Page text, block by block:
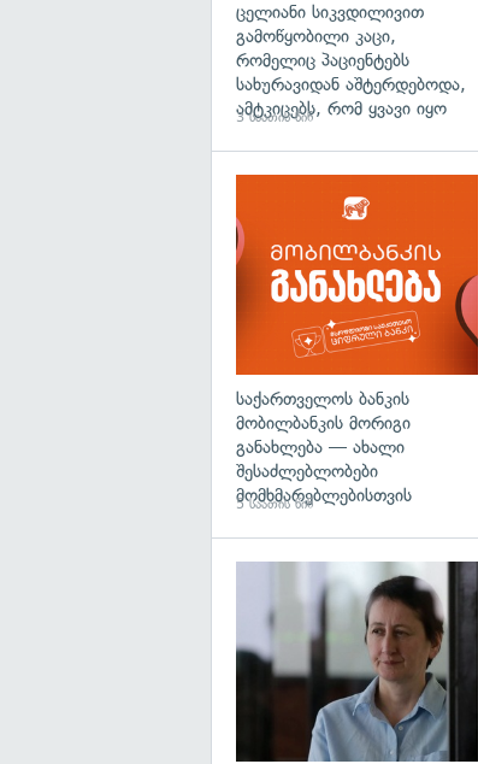
ცელიანი სიკვდილივით
გამოწყობილი კაცი,
რომელიც პაციენტებს
სახურავიდან აშტერდებოდა,
ამტკიცებს, რომ ყვავი იყო
3 საათის წინ
საქართველოს ბანკის
მობილბანკის მორიგი
განახლება — ახალი
შესაძლებლობები
მომხმარებლებისთვის
5 საათის წინ